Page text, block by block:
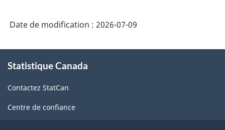
Date de modification : 2026-07-09
propos
ce
site
Statistique Canada
Contactez StatCan
Centre de confiance